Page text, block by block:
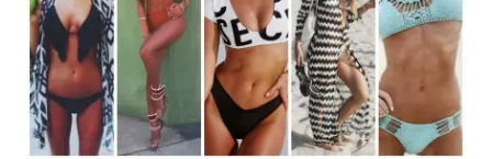
A
UNIÃO
ENTRE
MODA
E
INOVAÇÃO
COM